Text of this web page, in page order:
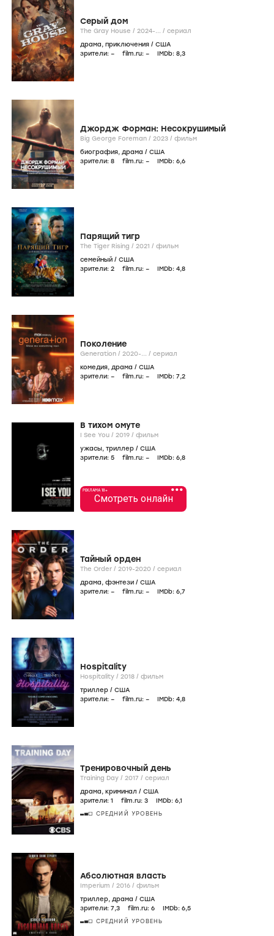
Серый дом
The Gray House / 2024-... / сериал
драма, приключения / США
зрители: – film.ru: – IMDb: 8,3
Джордж Форман: Несокрушимый
Big George Foreman / 2023 / фильм
биография, драма / США
зрители: 8 film.ru: – IMDb: 6,6
Парящий тигр
The Tiger Rising / 2021 / фильм
семейный / США
зрители: 2 film.ru: – IMDb: 4,8
Поколение
Generation / 2020-... / сериал
комедия, драма / США
зрители: – film.ru: – IMDb: 7,2
В тихом омуте
I See You / 2019 / фильм
ужасы, триллер / США
зрители: 5 film.ru: – IMDb: 6,8
•••
РЕКЛАМА 18+
Смотреть онлайн
Тайный орден
The Order / 2019-2020 / сериал
драма, фэнтези / США
зрители: – film.ru: – IMDb: 6,7
Hospitality
Hospitality / 2018 / фильм
триллер / США
зрители: – film.ru: – IMDb: 4,8
Тренировочный день
Training Day / 2017 / сериал
драма, криминал / США
зрители: 1 film.ru: 3 IMDb: 6,1
СРЕДНИЙ УРОВЕНЬ
Абсолютная власть
Imperium / 2016 / фильм
триллер, драма / США
зрители: 7,3 film.ru: 6 IMDb: 6,5
СРЕДНИЙ УРОВЕНЬ